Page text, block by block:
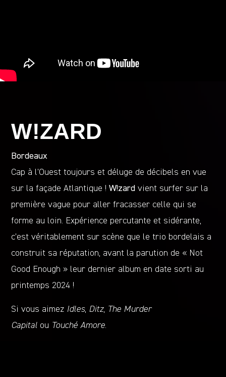
W!ZARD
Bordeaux
Cap à l’Ouest toujours et déluge de décibels en vue
sur la façade Atlantique !W!zard vient surfer sur la
première vague pour aller fracasser celle qui se
forme au loin. Expérience percutante et sidérante,
c’est véritablement sur scène que le trio bordelais a
construit sa réputation, avant la parution de « Not
Good Enough » leur dernier album en date sorti au
printemps 2024 !
Si vous aimez Idles, Ditz, The Murder
Capital ou Touché Amore.